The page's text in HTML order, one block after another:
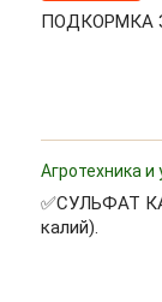
ПОДКОРМКА
Агротехника и
✅СУЛЬФАТ
калий).